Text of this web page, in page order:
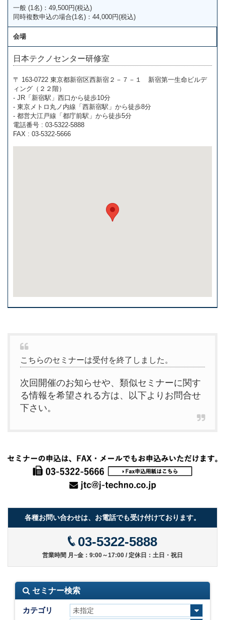
一般 (1名)：49,500円(税込)
同時複数申込の場合(1名)：44,000円(税込)
会場
日本テクノセンター研修室
〒 163-0722 東京都新宿区西新宿２－７－１ 新宿第一生命ビルデ
ィング（２２階）
- JR「新宿駅」西口から徒歩10分
- 東京メトロ丸ノ内線「西新宿駅」から徒歩8分
- 都営大江戸線「都庁前駅」から徒歩5分
電話番号 : 03-5322-5888
FAX : 03-5322-5666
こちらのセミナーは受付を終了しました。
次回開催のお知らせや、類似セミナーに関す
る情報を希望される方は、以下よりお問合せ
下さい。
各種お問い合わせは、お電話でも受け付けております。
03-5322-5888
営業時間 月~金：9:00～17:00 / 定休日：土日・祝日
セミナー検索
カテゴリ